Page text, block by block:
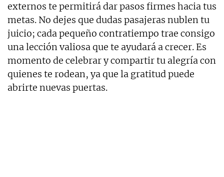
externos te permitirá dar pasos firmes hacia tus
metas. No dejes que dudas pasajeras nublen tu
juicio; cada pequeño contratiempo trae consigo
una lección valiosa que te ayudará a crecer. Es
momento de celebrar y compartir tu alegría con
quienes te rodean, ya que la gratitud puede
abrirte nuevas puertas.